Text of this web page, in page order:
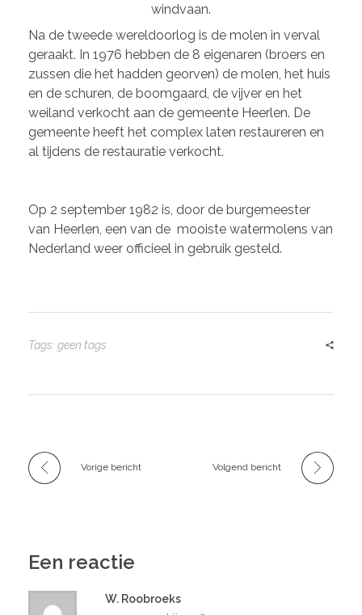
windvaan.
Na de tweede wereldoorlog is de molen in verval
geraakt. In 1976 hebben de 8 eigenaren (broers en
zussen die het hadden georven) de molen, het huis
en de schuren, de boomgaard, de vijver en het
weiland verkocht aan de gemeente Heerlen. De
gemeente heeft het complex laten restaureren en
al tijdens de restauratie verkocht.
Op 2 september 1982 is, door de burgemeester
van Heerlen, een van de mooiste watermolens van
Nederland weer officieel in gebruik gesteld.
Tags: geen tags
Vorige bericht Volgend bericht
Een reactie
W. Roobroeks